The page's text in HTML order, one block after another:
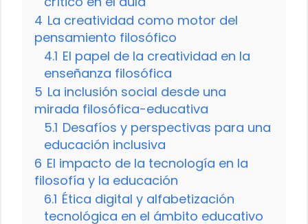
4 La creatividad como motor del
pensamiento filosófico
4.1 El papel de la creatividad en la
enseñanza filosófica
5 La inclusión social desde una
mirada filosófica-educativa
5.1 Desafíos y perspectivas para una
educación inclusiva
6 El impacto de la tecnología en la
filosofía y la educación
6.1 Ética digital y alfabetización
tecnológica en el ámbito educativo